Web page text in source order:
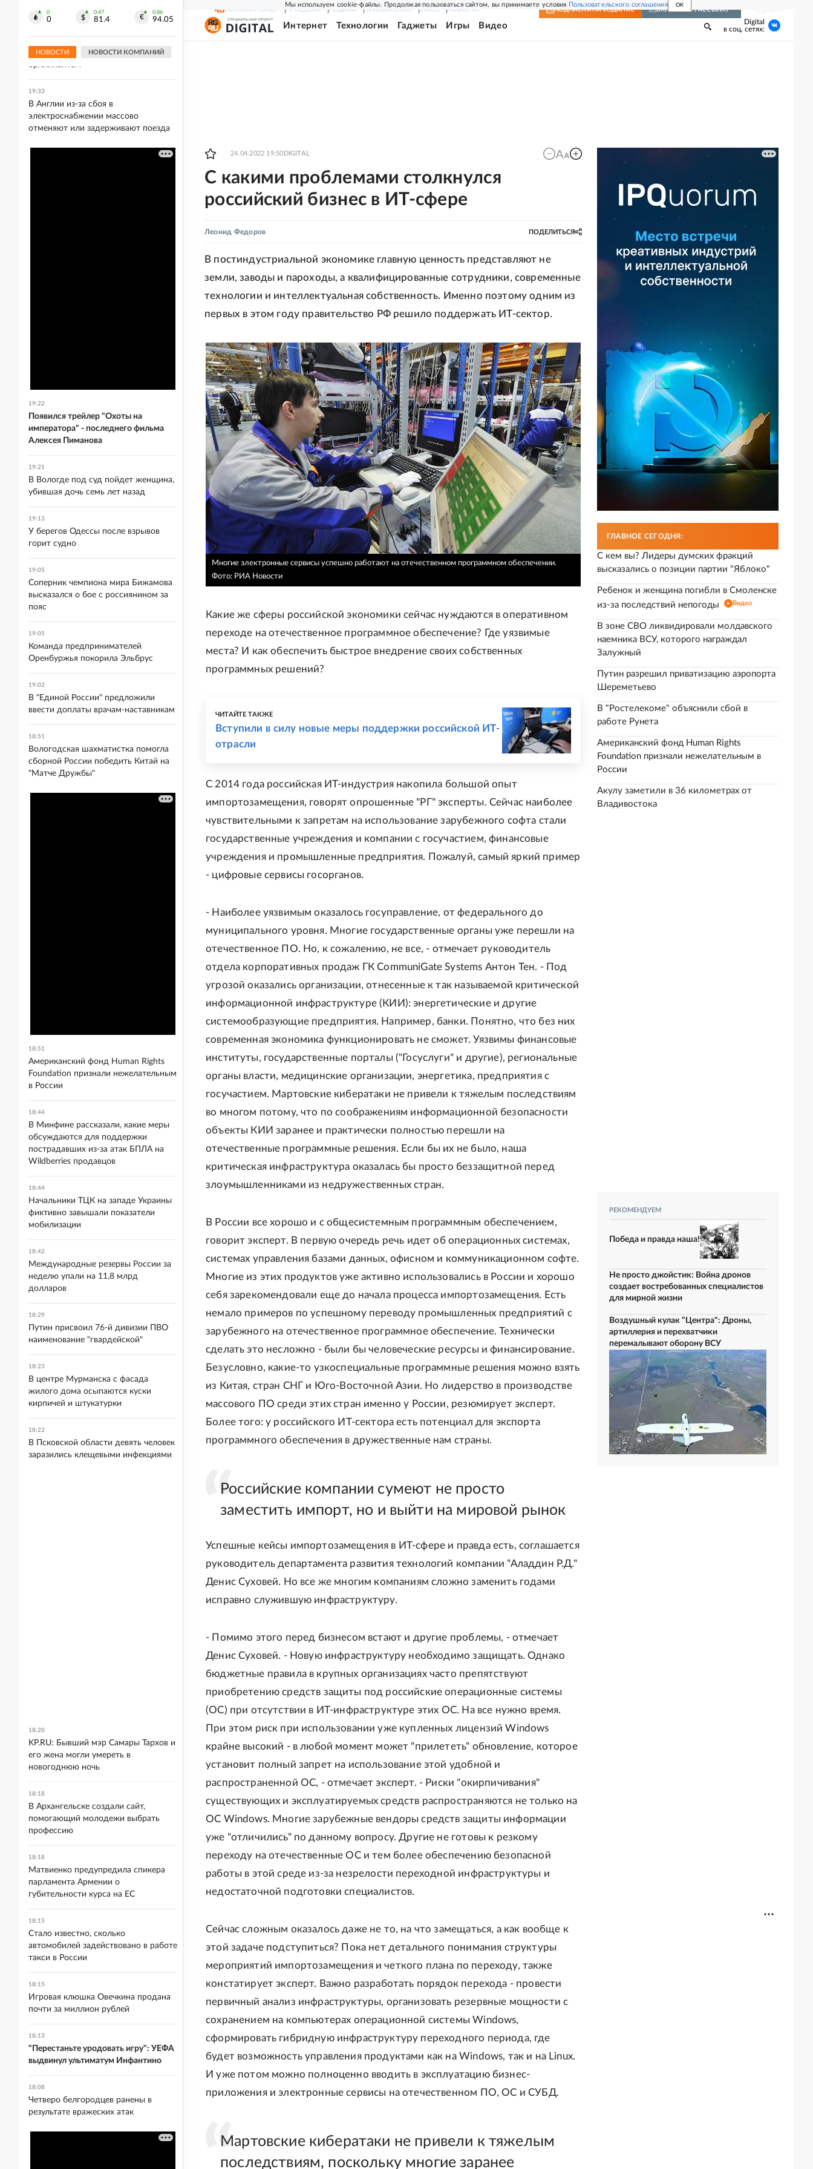
Мы используем cookie-файлы. Продолжая пользоваться сайтом, вы принимаете условия Пользовательского соглашения OK
СВЕЖИЙ НОМЕР РГ-НЕДЕЛЯ РОДИНА ПРИЛОЖЕНИЯ СОЮЗ НОВОСТИ ПОДПИСКА НА ИЗДАНИЕ ВКЛЮЧИТЬ РАССЫЛКУ
Интернет Технологии Гаджеты Игры Видео
Digital
в соц. сетях:
24.04.2022 19:50 DIGITAL
С какими проблемами столкнулся
российский бизнес в ИТ-сфере
Леонид Федоров ПОДЕЛИТЬСЯ
В постиндустриальной экономике главную ценность представляют не
земли, заводы и пароходы, а квалифицированные сотрудники, современные
технологии и интеллектуальная собственность. Именно поэтому одним из
первых в этом году правительство РФ решило поддержать ИТ-сектор.
Многие электронные сервисы успешно работают на отечественном программном обеспечении.
Фото: РИА Новости
Какие же сферы российской экономики сейчас нуждаются в оперативном
переходе на отечественное программное обеспечение? Где уязвимые
места? И как обеспечить быстрое внедрение своих собственных
программных решений?
ЧИТАЙТЕ ТАКЖЕ
Вступили в силу новые меры поддержки российской ИТ-
отрасли
С 2014 года российская ИТ-индустрия накопила большой опыт
импортозамещения, говорят опрошенные "РГ" эксперты. Сейчас наиболее
чувствительными к запретам на использование зарубежного софта стали
государственные учреждения и компании с госучастием, финансовые
учреждения и промышленные предприятия. Пожалуй, самый яркий пример
- цифровые сервисы госорганов.
- Наиболее уязвимым оказалось госуправление, от федерального до
муниципального уровня. Многие государственные органы уже перешли на
отечественное ПО. Но, к сожалению, не все, - отмечает руководитель
отдела корпоративных продаж ГК CommuniGate Systems Антон Тен. - Под
угрозой оказались организации, отнесенные к так называемой критической
информационной инфраструктуре (КИИ): энергетические и другие
системообразующие предприятия. Например, банки. Понятно, что без них
современная экономика функционировать не сможет. Уязвимы финансовые
институты, государственные порталы ("Госуслуги" и другие), региональные
органы власти, медицинские организации, энергетика, предприятия с
госучастием. Мартовские кибератаки не привели к тяжелым последствиям
во многом потому, что по соображениям информационной безопасности
объекты КИИ заранее и практически полностью перешли на
отечественные программные решения. Если бы их не было, наша
критическая инфраструктура оказалась бы просто беззащитной перед
злоумышленниками из недружественных стран.
В России все хорошо и с общесистемным программным обеспечением,
говорит эксперт. В первую очередь речь идет об операционных системах,
системах управления базами данных, офисном и коммуникационном софте.
Многие из этих продуктов уже активно использовались в России и хорошо
себя зарекомендовали еще до начала процесса импортозамещения. Есть
немало примеров по успешному переводу промышленных предприятий с
зарубежного на отечественное программное обеспечение. Технически
сделать это несложно - были бы человеческие ресурсы и финансирование.
Безусловно, какие-то узкоспециальные программные решения можно взять
из Китая, стран СНГ и Юго-Восточной Азии. Но лидерство в производстве
массового ПО среди этих стран именно у России, резюмирует эксперт.
Более того: у российского ИТ-сектора есть потенциал для экспорта
программного обеспечения в дружественные нам страны.
Российские компании сумеют не просто
заместить импорт, но и выйти на мировой рынок
Успешные кейсы импортозамещения в ИТ-сфере и правда есть, соглашается
руководитель департамента развития технологий компании "Аладдин Р.Д."
Денис Суховей. Но все же многим компаниям сложно заменить годами
исправно служившую инфраструктуру.
- Помимо этого перед бизнесом встают и другие проблемы, - отмечает
Денис Суховей. - Новую инфраструктуру необходимо защищать. Однако
бюджетные правила в крупных организациях часто препятствуют
приобретению средств защиты под российские операционные системы
(ОС) при отсутствии в ИТ-инфраструктуре этих ОС. На все нужно время.
При этом риск при использовании уже купленных лицензий Windows
крайне высокий - в любой момент может "прилететь" обновление, которое
установит полный запрет на использование этой удобной и
распространенной ОС, - отмечает эксперт. - Риски "окирпичивания"
существующих и эксплуатируемых средств распространяются не только на
ОС Windows. Многие зарубежные вендоры средств защиты информации
уже "отличились" по данному вопросу. Другие не готовы к резкому
переходу на отечественные ОС и тем более обеспечению безопасной
работы в этой среде из-за незрелости переходной инфраструктуры и
недостаточной подготовки специалистов.
Сейчас сложным оказалось даже не то, на что замещаться, а как вообще к
этой задаче подступиться? Пока нет детального понимания структуры
мероприятий импортозамещения и четкого плана по переходу, также
констатирует эксперт. Важно разработать порядок перехода - провести
первичный анализ инфраструктуры, организовать резервные мощности с
сохранением на компьютерах операционной системы Windows,
сформировать гибридную инфраструктуру переходного периода, где
будет возможность управления продуктами как на Windows, так и на Linux.
И уже потом можно полноценно вводить в эксплуатацию бизнес-
приложения и электронные сервисы на отечественном ПО, ОС и СУБД.
Мартовские кибератаки не привели к тяжелым
последствиям, поскольку многие заранее
ГЛАВНОЕ СЕГОДНЯ:
С кем вы? Лидеры думских фракций
высказались о позиции партии "Яблоко"
Ребенок и женщина погибли в Смоленске
из-за последствий непогоды
Видео
В зоне СВО ликвидировали молдавского
наемника ВСУ, которого награждал
Залужный
Путин разрешил приватизацию аэропорта
Шереметьево
В "Ростелекоме" объяснили сбой в
работе Рунета
Американский фонд Human Rights
Foundation признали нежелательным в
России
Акулу заметили в 36 километрах от
Владивостока
РЕКОМЕНДУЕМ
Победа и правда наша!
Не просто джойстик: Война дронов
создает востребованных специалистов
для мирной жизни
Воздушный кулак "Центра": Дроны,
артиллерия и перехватчики
перемалывают оборону ВСУ
0
0
0.47
81.4
0.86
94.05
НОВОСТИ НОВОСТИ КОМПАНИЙ
инвестиционным и цветным
бриллиантам
19:33
В Англии из-за сбоя в
электроснабжении массово
отменяют или задерживают поезда
19:22
Появился трейлер "Охоты на
императора" - последнего фильма
Алексея Пиманова
19:21
В Вологде под суд пойдет женщина,
убившая дочь семь лет назад
19:13
У берегов Одессы после взрывов
горит судно
19:05
Соперник чемпиона мира Бижамова
высказался о бое с россиянином за
пояс
19:05
Команда предпринимателей
Оренбуржья покорила Эльбрус
19:02
В "Единой России" предложили
ввести доплаты врачам-наставникам
18:51
Вологодская шахматистка помогла
сборной России победить Китай на
"Матче Дружбы"
18:51
Американский фонд Human Rights
Foundation признали нежелательным
в России
18:44
В Минфине рассказали, какие меры
обсуждаются для поддержки
пострадавших из-за атак БПЛА на
Wildberries продавцов
18:44
Начальники ТЦК на западе Украины
фиктивно завышали показатели
мобилизации
18:42
Международные резервы России за
неделю упали на 11,8 млрд
долларов
18:29
Путин присвоил 76-й дивизии ПВО
наименование "гвардейской"
18:23
В центре Мурманска с фасада
жилого дома осыпаются куски
кирпичей и штукатурки
18:22
В Псковской области девять человек
заразились клещевыми инфекциями
18:20
KP.RU: Бывший мэр Самары Тархов и
его жена могли умереть в
новогоднюю ночь
18:18
В Архангельске создали сайт,
помогающий молодежи выбрать
профессию
18:18
Матвиенко предупредила спикера
парламента Армении о
губительности курса на ЕС
18:15
Стало известно, сколько
автомобилей задействовано в работе
такси в России
18:15
Игровая клюшка Овечкина продана
почти за миллион рублей
18:13
"Перестаньте уродовать игру": УЕФА
выдвинул ультиматум Инфантино
18:08
Четверо белгородцев ранены в
результате вражеских атак